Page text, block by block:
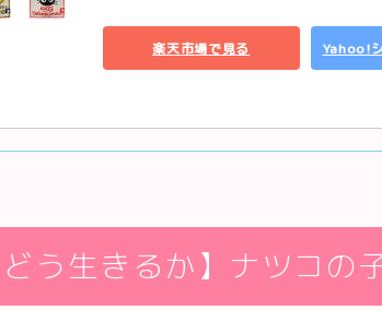
楽天市場で見る Yahoo!
どう生きるか】ナツコの